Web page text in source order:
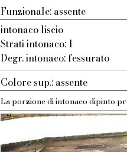
Funzionale: assente
intonaco liscio
Strati intonaco: 1
Degr. intonaco: fessurato
Colore sup.: assente
La porzione di intonaco dipinto